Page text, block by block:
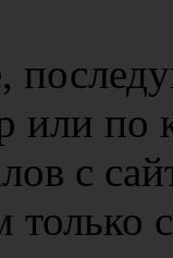
или по
с
только